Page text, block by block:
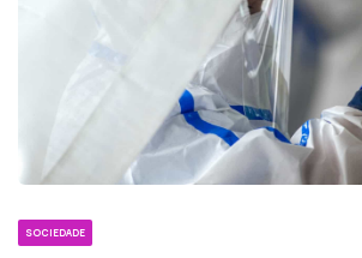
SOCIEDADE